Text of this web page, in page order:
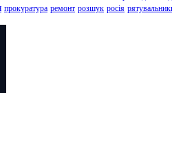
прокуратура ремонт розшук росія